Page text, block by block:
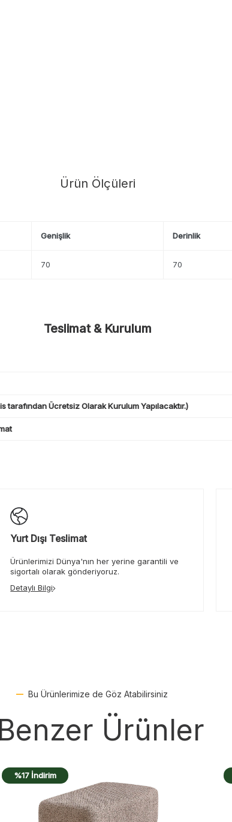
Ürün Ölçüleri
Genişlik Derinlik
70 70
Teslimat & Kurulum
tarafından Ücretsiz Olarak Kurulum Yapılacaktır.)
Yurt Dışı Teslimat
Ürünlerimizi Dünya'nın her yerine garantili ve
sigortalı olarak gönderiyoruz.
Detaylı Bilgi
Bu Ürünlerimize de Göz Atabilirsiniz
Benzer Ürünler
%17 İndirim